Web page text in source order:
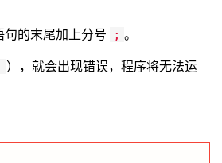
的末尾加上分号 ; 。
），就会出现错误，程序将无法运